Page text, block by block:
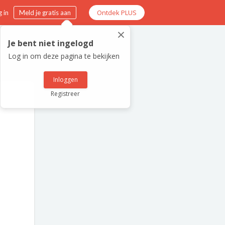
in Meld je gratis aan Ontdek PLUS
×
Je bent niet ingelogd
Log in om deze pagina te bekijken
Inloggen
Registreer